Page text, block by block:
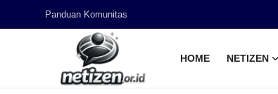
Panduan Komunitas
HOME NETIZEN